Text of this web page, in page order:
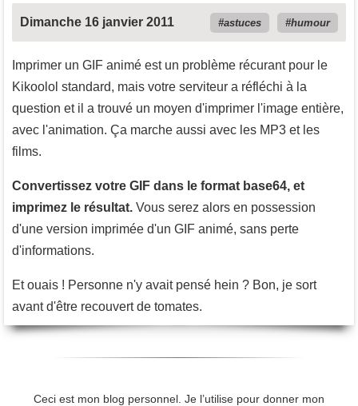
Dimanche 16 janvier 2011 astuces humour
Imprimer un GIF animé est un problème récurant pour le
Kikoolol standard, mais votre serviteur a réfléchi à la
question et il a trouvé un moyen d'imprimer l'image entière,
avec l'animation. Ça marche aussi avec les MP3 et les
films.
Convertissez votre GIF dans le format base64, et
imprimez le résultat. Vous serez alors en possession
d'une version imprimée d'un GIF animé, sans perte
d'informations.
Et ouais ! Personne n'y avait pensé hein ? Bon, je sort
avant d'être recouvert de tomates.
Ceci est mon blog personnel. Je l’utilise pour donner mon